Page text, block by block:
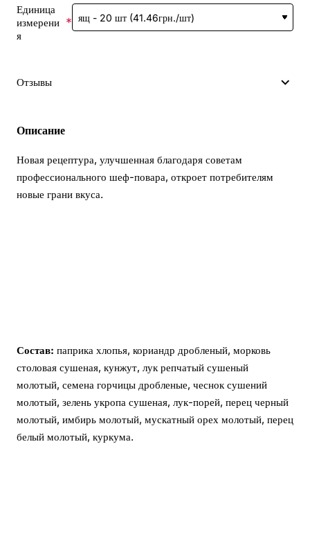
Единица
измерени
я
Отзывы
Описание
Новая рецептура, улучшенная благодаря советам
профессионального шеф-повара, откроет потребителям
новые грани вкуса.
Состав: паприка хлопья, кориандр дробленый, морковь
столовая сушеная, кунжут, лук репчатый сушеный
молотый, семена горчицы дробленые, чеснок сушений
молотый, зелень укропа сушеная, лук-порей, перец черный
молотый, имбирь молотый, мускатный орех молотый, перец
белый молотый, куркума.